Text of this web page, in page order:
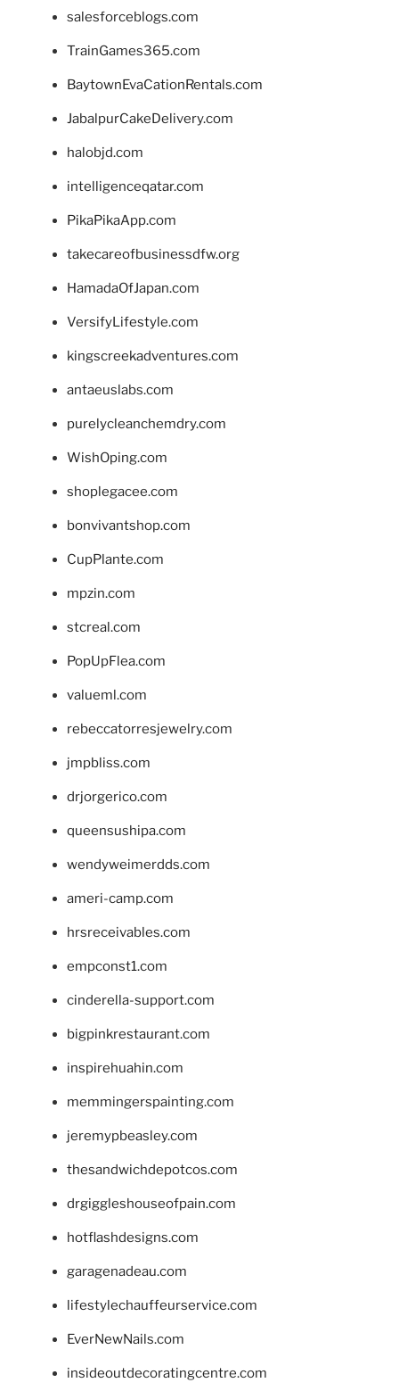
salesforceblogs.com
TrainGames365.com
BaytownEvaCationRentals.com
JabalpurCakeDelivery.com
halobjd.com
intelligenceqatar.com
PikaPikaApp.com
takecareofbusinessdfw.org
HamadaOfJapan.com
VersifyLifestyle.com
kingscreekadventures.com
antaeuslabs.com
purelycleanchemdry.com
WishOping.com
shoplegacee.com
bonvivantshop.com
CupPlante.com
mpzin.com
stcreal.com
PopUpFlea.com
valueml.com
rebeccatorresjewelry.com
jmpbliss.com
drjorgerico.com
queensushipa.com
wendyweimerdds.com
ameri-camp.com
hrsreceivables.com
empconst1.com
cinderella-support.com
bigpinkrestaurant.com
inspirehuahin.com
memmingerspainting.com
jeremypbeasley.com
thesandwichdepotcos.com
drgiggleshouseofpain.com
hotflashdesigns.com
garagenadeau.com
lifestylechauffeurservice.com
EverNewNails.com
insideoutdecoratingcentre.com